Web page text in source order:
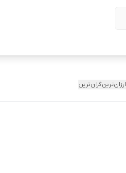
ارزان‌ترینگران‌ترین